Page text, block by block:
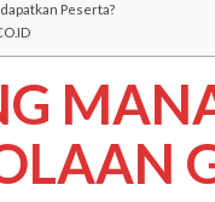
Peserta?